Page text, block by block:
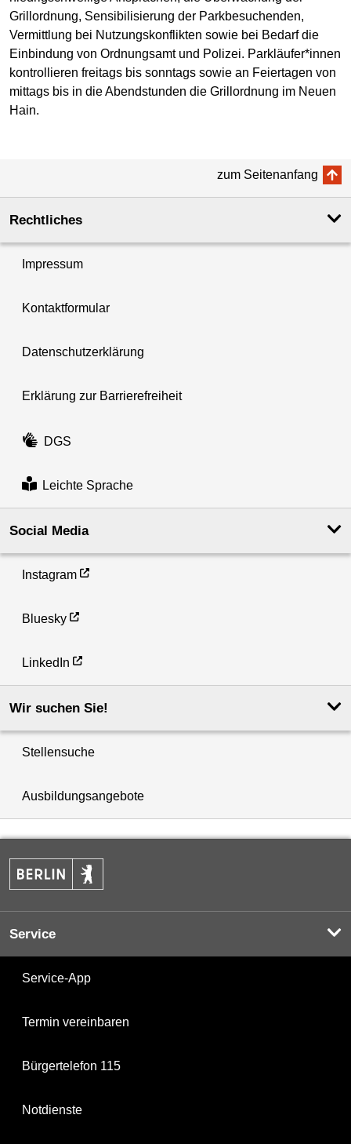
Grillordnung, Sensibilisierung der Parkbesuchenden,
Vermittlung bei Nutzungskonflikten sowie bei Bedarf die
Einbindung von Ordnungsamt und Polizei. Parkläufer*innen
kontrollieren freitags bis sonntags sowie an Feiertagen von
mittags bis in die Abendstunden die Grillordnung im Neuen
Hain.
zum Seitenanfang
Rechtliches
Impressum
Kontaktformular
Datenschutzerklärung
Erklärung zur Barrierefreiheit
DGS
Leichte Sprache
Social Media
Instagram
Bluesky
LinkedIn
Wir suchen Sie!
Stellensuche
Ausbildungsangebote
Service
Service-App
Termin vereinbaren
Bürgertelefon 115
Notdienste